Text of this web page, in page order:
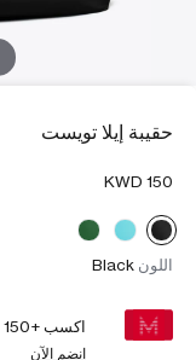
حقيبة إيلا تويست
اللون Black
اكسب +150
انضم الآن